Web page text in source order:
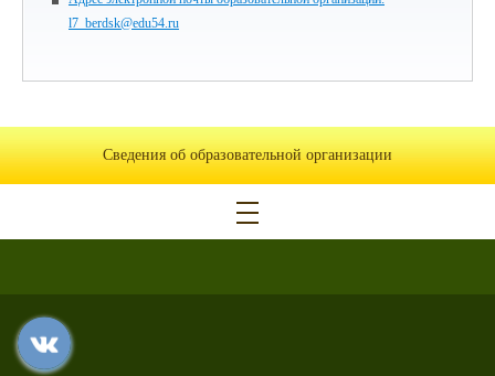
l7_berdsk@edu54.ru
Сведения об образовательной организации